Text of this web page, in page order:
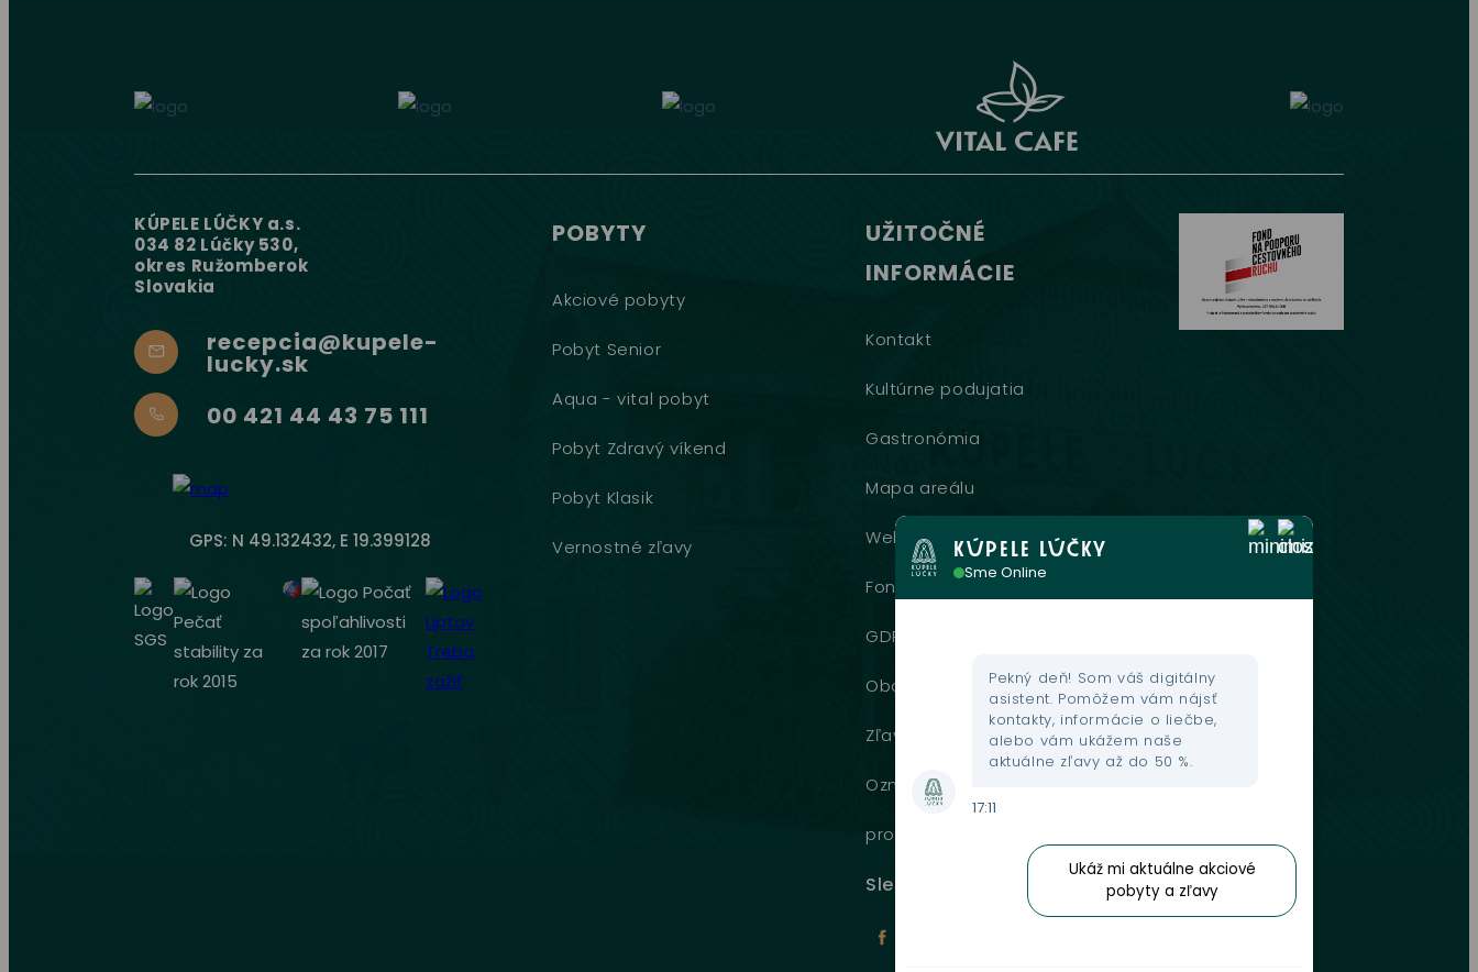
KÚPELE LÚČKY a.s.
034 82 Lúčky 530,
okres Ružomberok
Slovakia
recepcia@kupele-
lucky.sk
00 421 44 43 75 111
GPS: N 49.132432, E 19.399128
POBYTY
Akciové pobyty
Pobyt Senior
Aqua - vital pobyt
Pobyt Zdravý víkend
Pobyt Klasik
Vernostné zľavy
UŽITOČNÉ
INFORMÁCIE
Kontakt
Kultúrne podujatia
Gastronómia
Mapa areálu
Webkamera
Fondy EU
GDPR
Obchodné podmienky
Zľavové karty
Oznamovanie
protispoločenskej činnosti
Sledujte nás aj na sieťach
KÚPELE LÚČKY
Sme Online
Pekný deň! Som váš digitálny
asistent. Pomôžem vám nájsť
kontakty, informácie o liečbe,
alebo vám ukážem naše
aktuálne zľavy až do 50 %.
17:11
Ukáž mi aktuálne akciové
pobyty a zľavy